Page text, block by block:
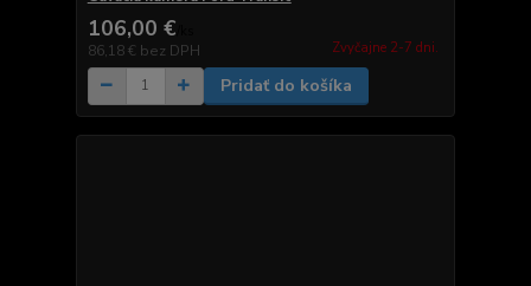
106,00 €
86,18 € bez DPH Zvyčajne 2-7 dni.
Pridať do košíka